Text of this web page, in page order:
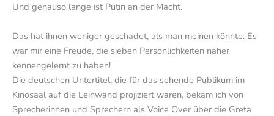
Und genauso lange ist Putin an der Macht.
Das hat ihnen weniger geschadet, als man meinen könnte. Es
war mir eine Freude, die sieben Persönlichkeiten näher
kennengelernt zu haben!
Die deutschen Untertitel, die für das sehende Publikum im
Kinosaal auf die Leinwand projiziert waren, bekam ich von
Sprecherinnen und Sprechern als Voice Over über die Greta